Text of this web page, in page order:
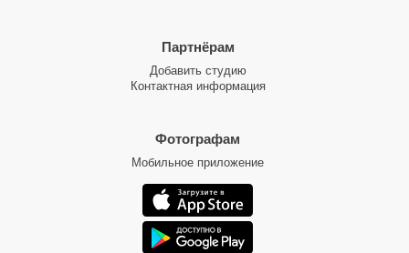
Партнёрам
Добавить студию
Контактная информация
Фотографам
Мобильное приложение